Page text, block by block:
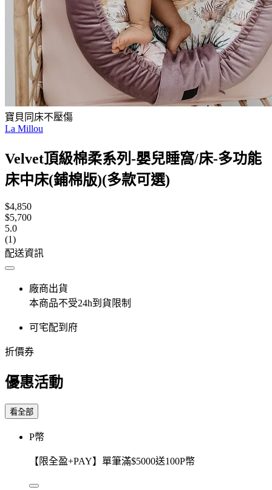
寶貝同床不壓傷
La Millou
Velvet頂級棉柔系列-嬰兒睡窩/床-多功能
床中床(鋪棉版)(多款可選)
$4,850
$5,700
5.0
(1)
配送資訊
廠商出貨
本商品不受24h到貨限制
可宅配到府
折價券
優惠活動
看全部
P幣
【限全盈+PAY】單筆滿$5000送100P幣